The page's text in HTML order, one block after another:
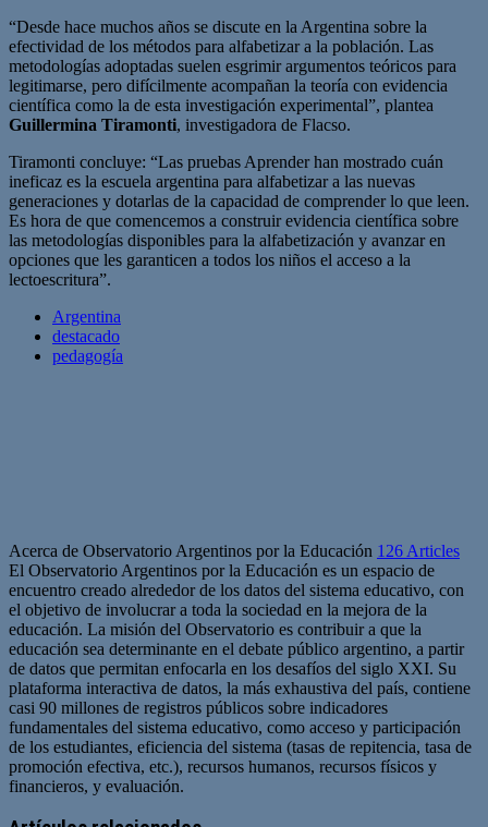
“Desde hace muchos años se discute en la Argentina sobre la
efectividad de los métodos para alfabetizar a la población. Las
metodologías adoptadas suelen esgrimir argumentos teóricos para
legitimarse, pero difícilmente acompañan la teoría con evidencia
científica como la de esta investigación experimental”, plantea
Guillermina Tiramonti, investigadora de Flacso.
Tiramonti concluye: “Las pruebas Aprender han mostrado cuán
ineficaz es la escuela argentina para alfabetizar a las nuevas
generaciones y dotarlas de la capacidad de comprender lo que leen.
Es hora de que comencemos a construir evidencia científica sobre
las metodologías disponibles para la alfabetización y avanzar en
opciones que les garanticen a todos los niños el acceso a la
lectoescritura”.
Argentina
destacado
pedagogía
Acerca de Observatorio Argentinos por la Educación 126 Articles
El Observatorio Argentinos por la Educación es un espacio de
encuentro creado alrededor de los datos del sistema educativo, con
el objetivo de involucrar a toda la sociedad en la mejora de la
educación. La misión del Observatorio es contribuir a que la
educación sea determinante en el debate público argentino, a partir
de datos que permitan enfocarla en los desafíos del siglo XXI. Su
plataforma interactiva de datos, la más exhaustiva del país, contiene
casi 90 millones de registros públicos sobre indicadores
fundamentales del sistema educativo, como acceso y participación
de los estudiantes, eficiencia del sistema (tasas de repitencia, tasa de
promoción efectiva, etc.), recursos humanos, recursos físicos y
financieros, y evaluación.